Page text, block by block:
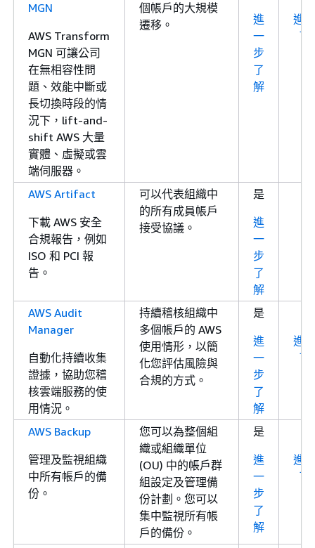
MGN
AWS Transform
MGN 可讓公司
在無相容性問
題、效能中斷或
長切換時段的情
況下，lift-and-
shift AWS 大量
實體、虛擬或雲
端伺服器。
個帳戶的大規模
遷移。
進
一
步
了
解
進
了
AWS Artifact
下載 AWS 安全
合規報告，例如
ISO 和 PCI 報
告。
可以代表組織中
的所有成員帳戶
接受協議。
是
進
一
步
了
解
AWS Audit
Manager
自動化持續收集
證據，協助您稽
核雲端服務的使
用情況。
持續稽核組織中
多個帳戶的 AWS
使用情形，以簡
化您評估風險與
合規的方式。
是
進
一
步
了
解
進
了
AWS Backup
管理及監視組織
中所有帳戶的備
份。
您可以為整個組
織或組織單位
(OU) 中的帳戶群
組設定及管理備
份計劃。您可以
集中監視所有帳
戶的備份。
是
進
一
步
了
解
進
了